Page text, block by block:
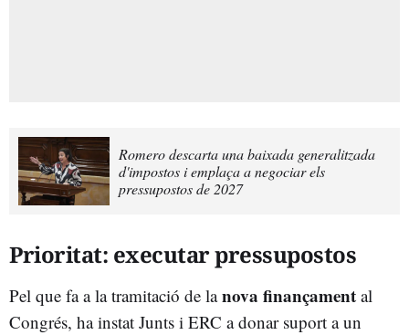
Romero descarta una baixada generalitzada
d'impostos i emplaça a negociar els
pressupostos de 2027
Prioritat: executar pressupostos
Pel que fa a la tramitació de lanova finançament al
Congrés, ha instat Junts i ERC a donar suport a un